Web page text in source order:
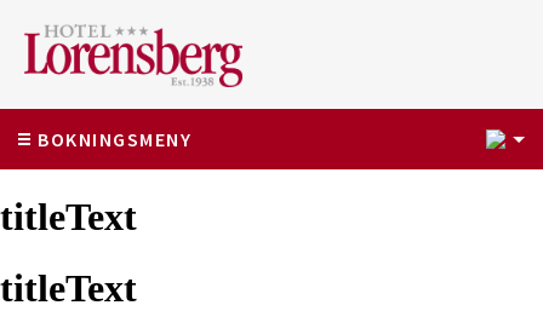
BOKNINGSMENY
titleText
titleText